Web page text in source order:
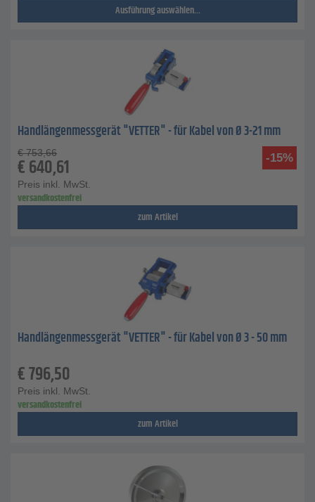
Ausführung auswählen...
Handlängenmessgerät "VETTER" - für Kabel von Ø 3-21 mm
-15%
€ 753,66
€640,61
Preis inkl. MwSt.
versandkostenfrei
zum Artikel
Handlängenmessgerät "VETTER" - für Kabel von Ø 3 - 50 mm
€796,50
Preis inkl. MwSt.
versandkostenfrei
zum Artikel